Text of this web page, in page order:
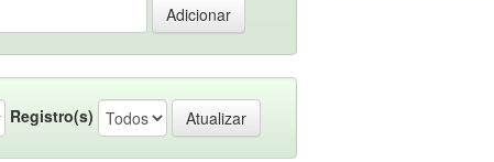
Registro(s)